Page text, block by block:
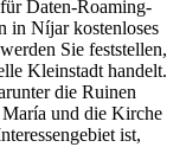
Daten-Roaming-
in Níjar kostenloses
Sie feststellen,
Kleinstadt handelt.
die Ruinen
María und die Kirche
ist,